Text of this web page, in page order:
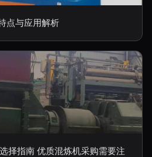
点与应用解析
择指南 优质混炼机采购需要注